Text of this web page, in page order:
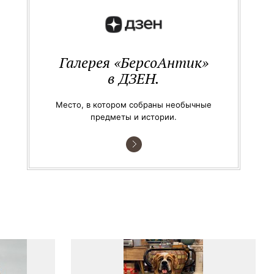
Галерея «БерсоАнтик»
в ДЗЕН.
Место, в котором собраны необычные
предметы и истории.